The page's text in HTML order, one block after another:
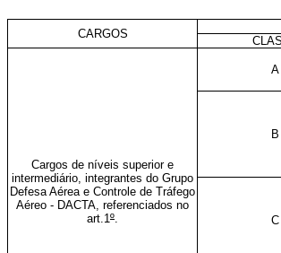
CARGOS
Cargos de níveis superior e
intermediário, integrantes do Grupo
Defesa Aérea e Controle de Tráfego
Aéreo - DACTA, referenciados no
art.1 º
A
B
C